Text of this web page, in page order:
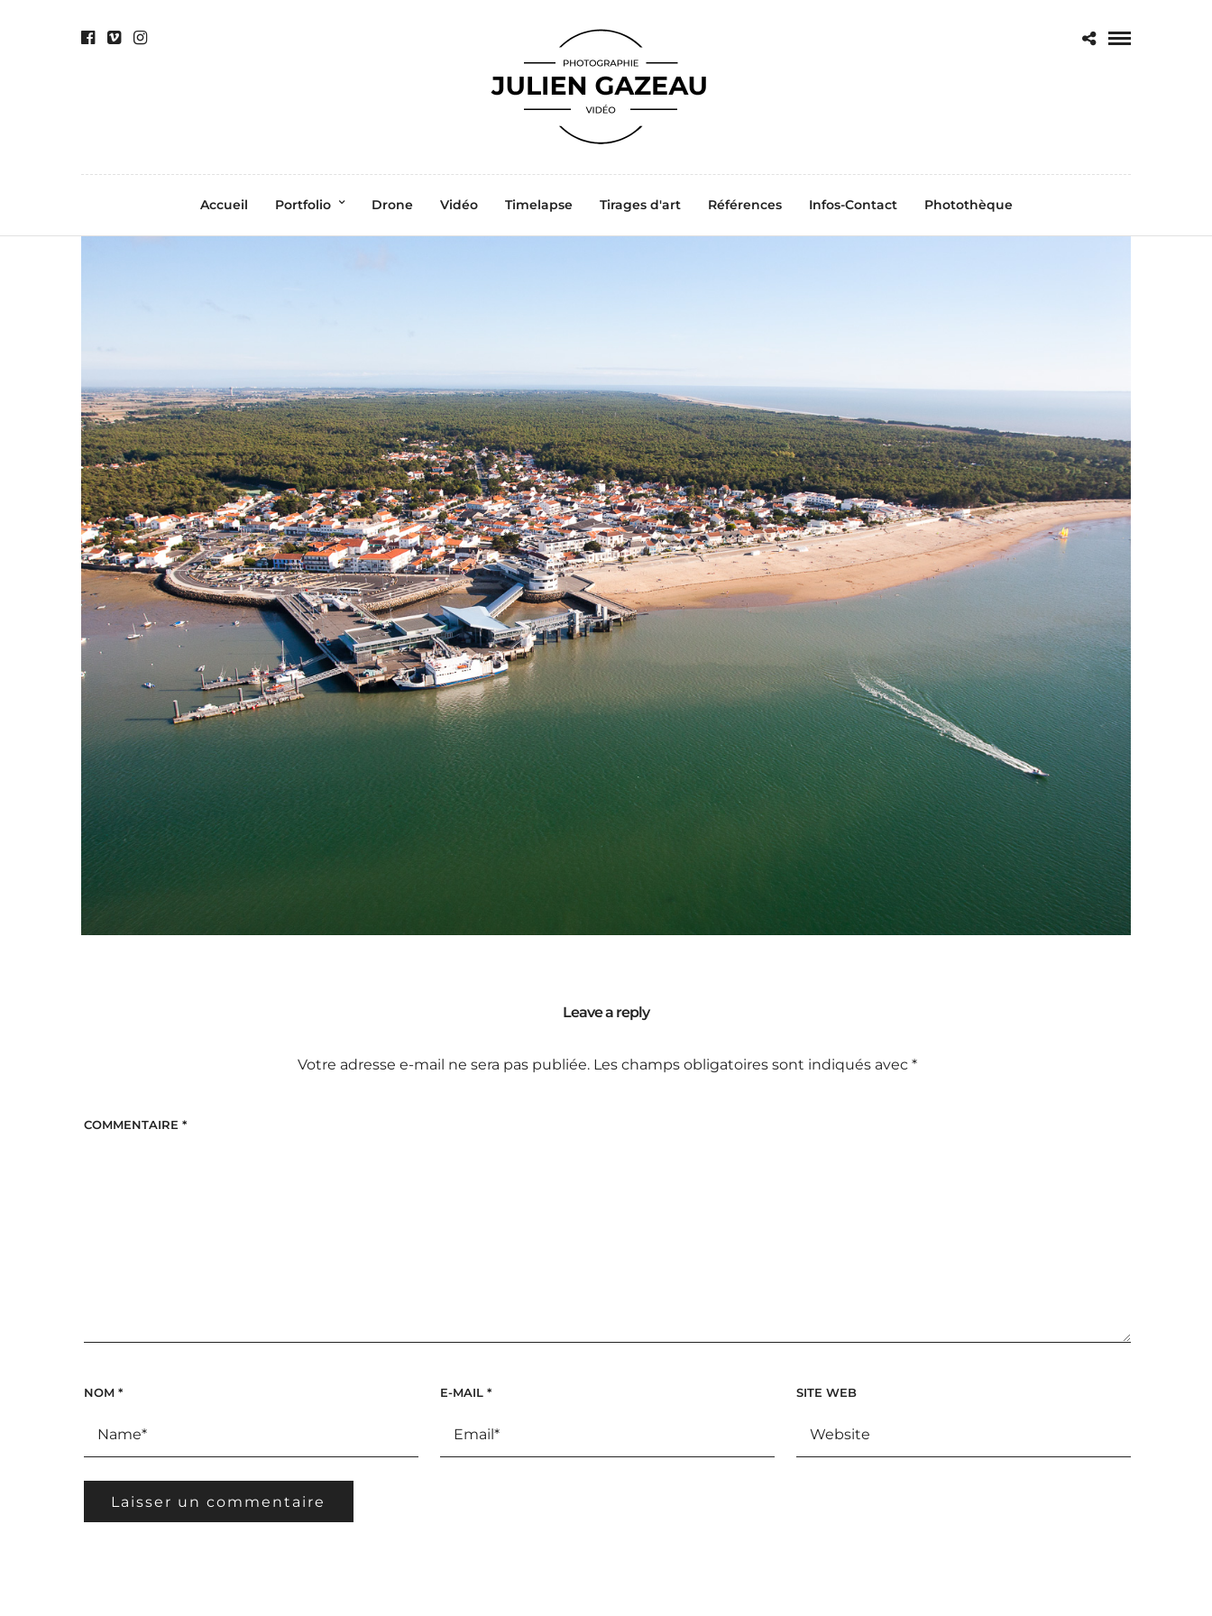
Accueil Portfolio Drone Vidéo Timelapse Tirages d'art Références Infos-Contact Photothèque
Leave a reply
Votre adresse e-mail ne sera pas publiée. Les champs obligatoires sont indiqués avec *
COMMENTAIRE *
NOM * E-MAIL * SITE WEB